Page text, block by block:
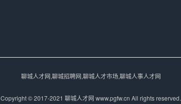
聊城人才网,聊城招聘网,聊城人才市场,聊城人事人才网
Copyright © 2017-2021 聊城人才网 www.pgfw.cn All rights reserved.